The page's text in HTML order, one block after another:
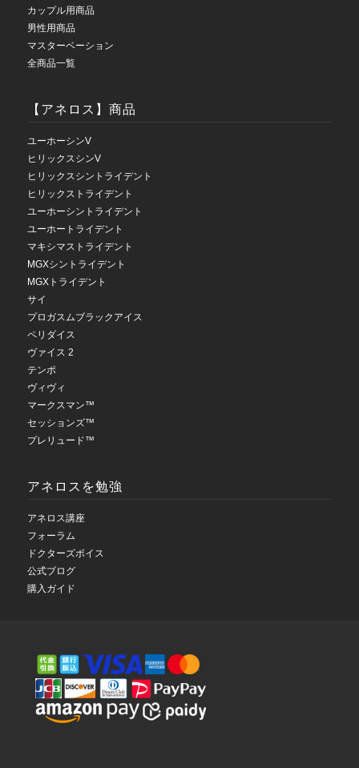
カップル用商品
男性用商品
マスターベーション
全商品一覧
【アネロス】商品
ユーホーシンV
ヒリックスシンV
ヒリックスシントライデント
ヒリックストライデント
ユーホーシントライデント
ユーホートライデント
マキシマストライデント
MGXシントライデント
MGXトライデント
サイ
プロガスムブラックアイス
ペリダイス
ヴァイス 2
テンポ
ヴィヴィ
マークスマン™
セッションズ™
プレリュード™
アネロスを勉強
アネロス講座
フォーラム
ドクターズボイス
公式ブログ
購入ガイド